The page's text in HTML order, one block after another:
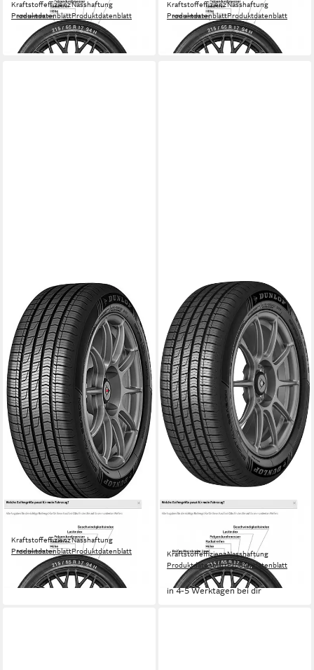
Kraftstoffeffizienz
Produktdatenblatt
Nasshaftung
Produktdatenblatt
ab 144,99 €
in 4-5 Werktagen bei dir
Kraftstoffeffizienz
Produktdatenblatt
Nasshaftung
Produktdatenblatt
99,99 €
in 4-5 Werktagen bei dir
DUNLOP
Ganzjahresreifen DUNLOP
Kraftstoffeffizienz
Produktdatenblatt
Nasshaftung
Produktdatenblatt
ab 154,99 €
in 4-5 Werktagen bei dir
DUNLOP
Ganzjahresreifen SPORT ALL
SEASON XL
Kraftstoffeffizienz
Produktdatenblatt
Nasshaftung
Produktdatenblatt
ab 132,99 €
in 4-5 Werktagen bei dir